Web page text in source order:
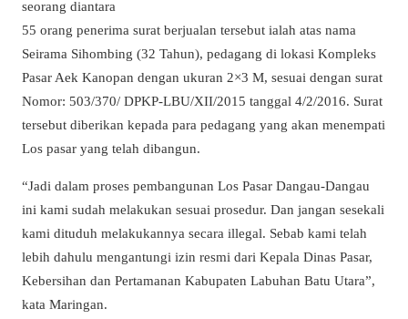
seorang diantara
55 orang penerima surat berjualan tersebut ialah atas nama
Seirama Sihombing (32 Tahun), pedagang di lokasi Kompleks
Pasar Aek Kanopan dengan ukuran 2×3 M, sesuai dengan surat
Nomor: 503/370/ DPKP-LBU/XII/2015 tanggal 4/2/2016. Surat
tersebut diberikan kepada para pedagang yang akan menempati
Los pasar yang telah dibangun.
“Jadi dalam proses pembangunan Los Pasar Dangau-Dangau
ini kami sudah melakukan sesuai prosedur. Dan jangan sesekali
kami dituduh melakukannya secara illegal. Sebab kami telah
lebih dahulu mengantungi izin resmi dari Kepala Dinas Pasar,
Kebersihan dan Pertamanan Kabupaten Labuhan Batu Utara”,
kata Maringan.